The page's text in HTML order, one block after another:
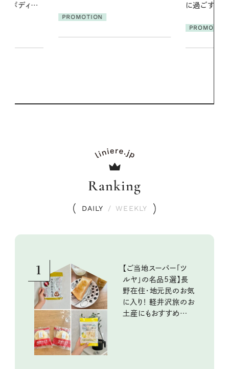
リーとの重
Ranking
DAILY / WEEKLY
1
【ご当地スーパー「ツ
ルヤ」の名品5選】長
野在住・地元民のお気
に入り！ 軽井沢旅のお
土産にもおすすめのお